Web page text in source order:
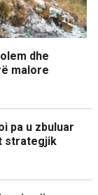
dhe
malore
pa u zbuluar
strategjik